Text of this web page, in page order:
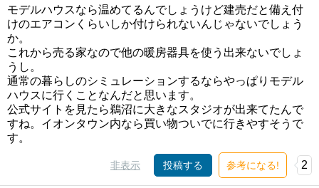
モデルハウスなら温めてるんでしょうけど建売だと備え付
けのエアコンくらいしか付けられないんじゃないでしょう
か。
これから売る家なので他の暖房器具を使う出来ないでしょ
うし。
通常の暮らしのシミュレーションするならやっぱりモデル
ハウスに行くことなんだと思います。
公式サイトを見たら鵜沼に大きなスタジオが出来てたんで
すね。イオンタウン内なら買い物ついでに行きやすそうで
す。
非表示 投稿する 参考になる! 2